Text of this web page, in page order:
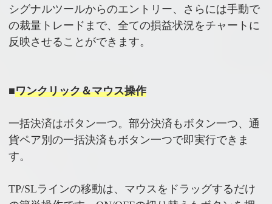
シグナルツールからのエントリー、さらには手動で
の裁量トレードまで、全ての損益状況をチャートに
反映させることができます。
■ワンクリック＆マウス操作
一括決済はボタン一つ。部分決済もボタン一つ、通
貨ペア別の一括決済もボタン一つで即実行できま
す。
TP/SLラインの移動は、マウスをドラッグするだけ